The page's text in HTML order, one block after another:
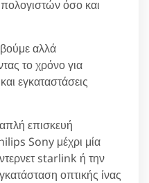
όσο και
αλλά
το χρόνο για
εγκαταστάσεις
επισκευή
Sony μέχρι μία
starlink ή την
οπτικής ίνας